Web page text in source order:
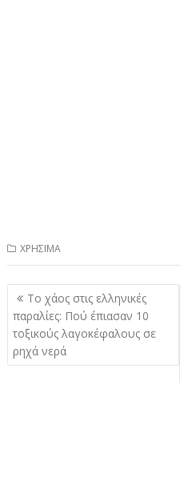
ΧΡΗΣΙΜΑ
Πλοήγηση
άρθρων
Το χάος στις ελληνικές
παραλίες: Πού έπιασαν 10
τοξικούς λαγοκέφαλους σε
ρηχά νερά